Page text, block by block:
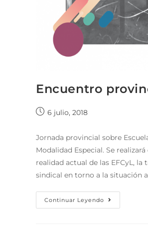
Encuentro
6 julio, 2018
Jornada provincial sobre
Modalidad Especial. Se
realidad actual de las EFCyL,
sindical en torno a la situación
Continuar Leyendo